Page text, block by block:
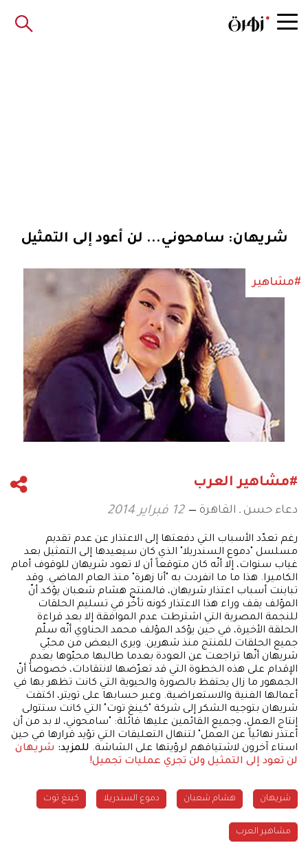
شريهان: سامحوني... لن أعود إلى التمثيل
#مشاهير
#مشاهير العرب
دعاء حسن ـ القاهرة 12 فبراير 2014
رغم تعدّد الأسباب التي دفعتها إلى الاعتذار عن عدم تقديم
مسلسل "دموع السندريلا" الذي كان سيعيدها إلى التمثيل بعد
غياب سنوات، إلا أنّه كان متوقعاً أن لا تعود شريهان للوقوف أمام
الكاميرا. هذا ما ما انفردت به "أنا زهرة" منذ العام الماضي. وقد
تباينت أسباب اعتذار شريهان، فالمنتج هشام شعبان يؤكد أنّ
المؤلف يقف وراء هذا الاعتذار كونه تأخّر في تسليم الحلقات
للنجمة المصرية التي اشترطت عدم الموافقة إلا بعد قراءة
الحلقة الأخيرة، في حين يؤكد المؤلف محمد الحناوي أنّه سلّم
جميع الحلقات للمنتج منذ شهرين. ويرى البعض من محبّي
شريهان أنّها تراجعت عن العودة بعدما طالبها محبّوها بعدم
الإقدام على هذه الخطوة التي قد تعرّضها لانتقادات، خصوصاً أنّ
الجمهور ما زال يحتفظ بالصورة والحيوية التي كانت تظهر بها في
أعمالها الفنية والاستعراضية. وعبر حسابها على تويتر، اكتفت
شريهان بتوجيه الشكر إلى شركة "كينغ توت" التي كانت ستتولى
إنتاج العمل، وجميع القائمين عليها قائلة: "سامحوني، لا بد من أن
أعتذر نهائياً عن العمل" لتنهال التعليقات التي تؤيد قرارها في حين
استاء آخرون لاشتياقهم لرؤيتها على الشاشة. للمزيد: شريهان
لن تعود إلى التمثيل ولن تجري عمليات تجميل!
شريهان هشام شعبان دموع السندريلا كينغ توت
مشاهير العرب